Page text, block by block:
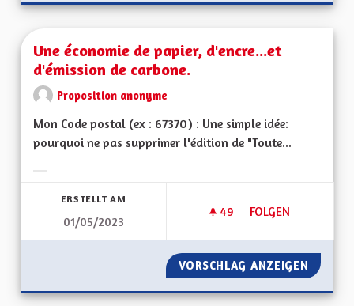
Une économie de papier, d'encre...et
d'émission de carbone.
Proposition anonyme
Mon Code postal (ex : 67370) : Une simple idée:
pourquoi ne pas supprimer l'édition de "Toute...
ERSTELLT AM
01/05/2023
49 49 FOLLOWER
FOLGEN
UNE ÉCONOMIE
VORSCHLAG ANZEIGEN UNE